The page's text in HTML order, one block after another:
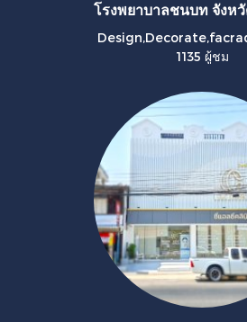
1135 ผู้ชม